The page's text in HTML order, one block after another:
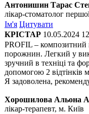
Антонишин Тарас
лікар-стоматолог
Ім'я Цитувати
КРІСТАР 10.05.2024
PROFIL – композитний
порожнин. Легкий у
зручний в техніці та
допомогою 2 відтінків
Я задоволена,
Хорошилова Альона
лікар-терапевт, м. Київ